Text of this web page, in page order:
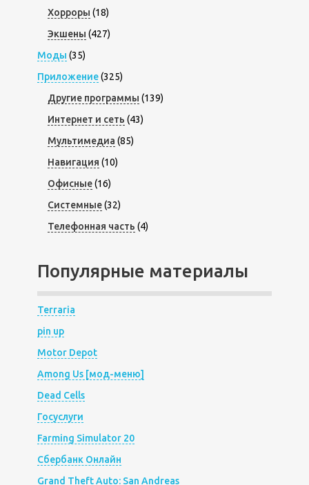
Хорроры (18)
Экшены (427)
Моды (35)
Приложение(325)
Другие программы (139)
Интернет и сеть (43)
Мультимедиа (85)
Навигация (10)
Офисные(16)
Системные(32)
Телефонная часть (4)
Популярные материалы
Terraria
pin up
Motor Depot
Among Us [мод-меню]
Dead Cells
Госуслуги
Farming Simulator 20
Сбербанк Онлайн
Grand Theft Auto: San Andreas